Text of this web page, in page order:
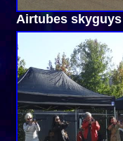
Airtubes skyguys